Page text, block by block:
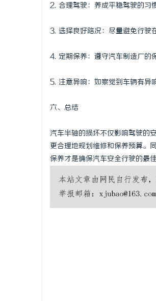
2. 合理驾驶：养成平稳驾驶的习
3. 选择良好路况：尽量避免行驶
4. 定期保养：遵守汽车制造厂的
5. 注意异响：如察觉到车辆有异
六、总结
汽车半轴的损坏不仅影响驾驶的
更合理地规划维修和保养预算。
保养才是确保汽车安全行驶的最佳